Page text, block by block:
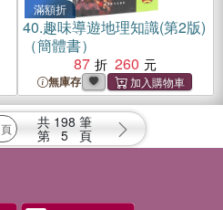
滿額折
40.趣味導遊地理知識(第2版)
（簡體書）
87
260
無庫存
共 198 筆
第 5 頁